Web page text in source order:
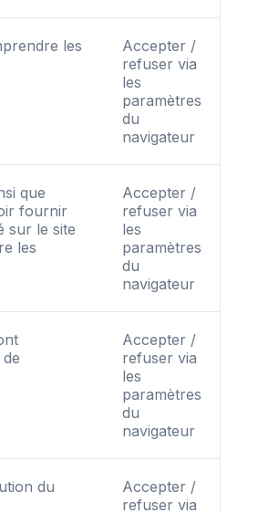
les
Accepter /
refuser via
les
paramètres
du
navigateur
que
fournir
sur le site
les
Accepter /
refuser via
les
paramètres
du
navigateur
Accepter /
refuser via
les
paramètres
du
navigateur
du
Accepter /
refuser via